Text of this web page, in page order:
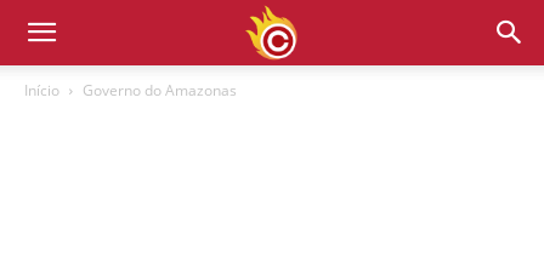
Início Governo do Amazonas